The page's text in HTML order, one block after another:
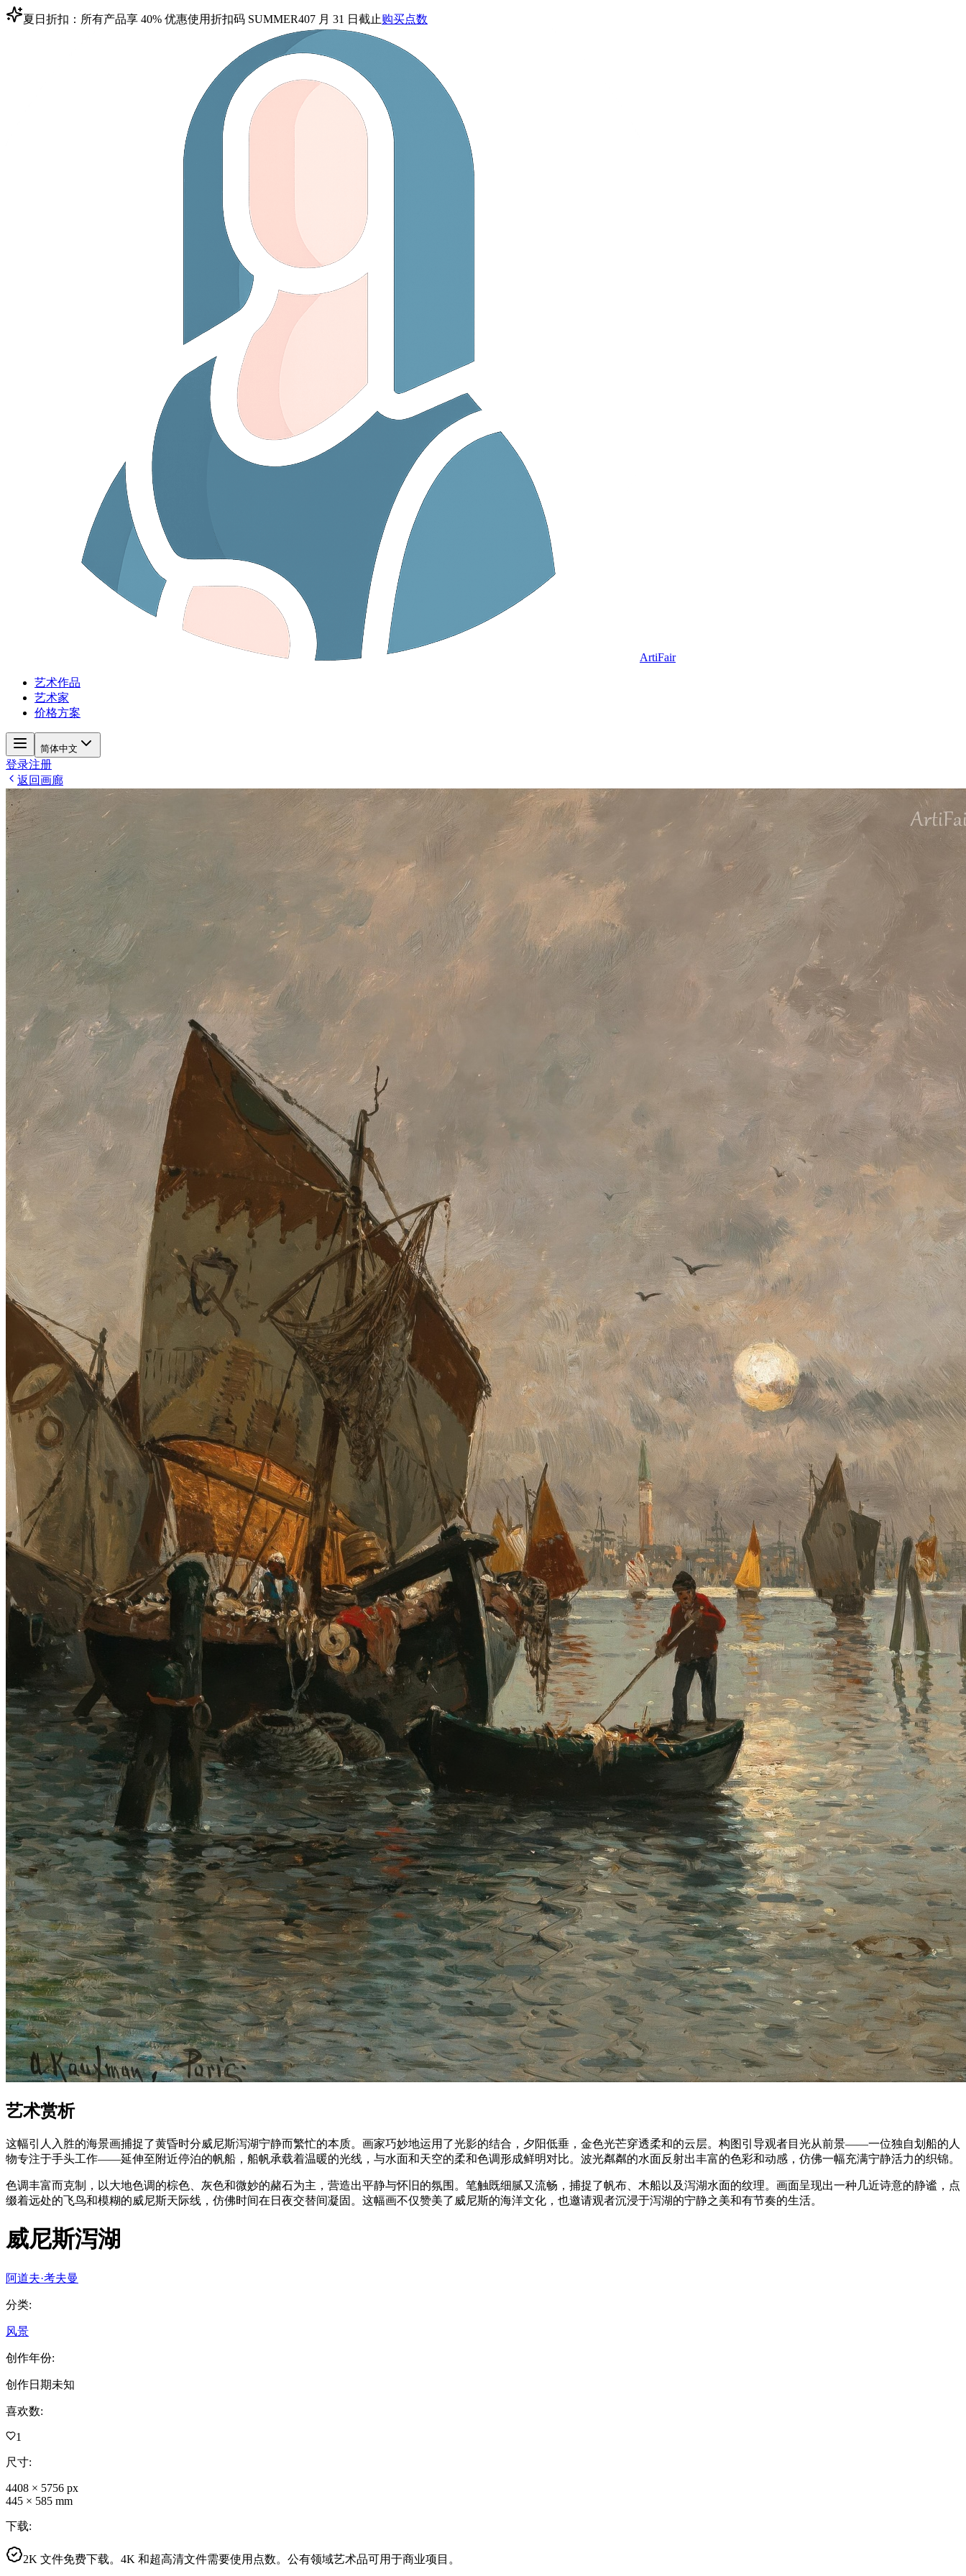
夏日折扣：所有产品享 40% 优惠使用折扣码 SUMMER407 月 31 日截止购买点数
ArtiFair
艺术作品
艺术家
价格方案
简体中文
登录注册
返回画廊
艺术赏析
这幅引人入胜的海景画捕捉了黄昏时分威尼斯泻湖宁静而繁忙的本质。画家巧妙地运用了光影的结合，夕阳低垂，金色光芒穿透柔和的云层。构图引导观者目光从前景——一位独自划船的人
物专注于手头工作——延伸至附近停泊的帆船，船帆承载着温暖的光线，与水面和天空的柔和色调形成鲜明对比。波光粼粼的水面反射出丰富的色彩和动感，仿佛一幅充满宁静活力的织锦。
色调丰富而克制，以大地色调的棕色、灰色和微妙的赭石为主，营造出平静与怀旧的氛围。笔触既细腻又流畅，捕捉了帆布、木船以及泻湖水面的纹理。画面呈现出一种几近诗意的静谧，点
缀着远处的飞鸟和模糊的威尼斯天际线，仿佛时间在日夜交替间凝固。这幅画不仅赞美了威尼斯的海洋文化，也邀请观者沉浸于泻湖的宁静之美和有节奏的生活。
威尼斯泻湖
阿道夫·考夫曼
分类:
风景
创作年份:
创作日期未知
喜欢数:
1
尺寸:
4408 × 5756 px
445 × 585 mm
下载:
2K 文件免费下载。4K 和超高清文件需要使用点数。公有领域艺术品可用于商业项目。